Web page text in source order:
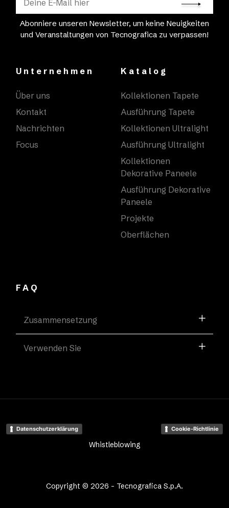
Abonniere unseren Newsletter, um keine Neuigkeiten
und Veranstaltungen von Tecnografica zu verpassen!
Unternehmen
Über uns
Kontakt
Nachrichten
Focus
Katalog
Kollektionen Tapete
Ausführung Tapete
Kollektionen Ultralight
Ausführung Ultralight
Kollektionen
Dekorative Paneele
Ausführung Dekorative
Paneele
Projekte
Oberflächen
FAQ
Zusammensetzung
Verwenden Sie
Copyright © 2026 - Tecnografica S.p.A.
Datenschutzerklärung Cookie-Richtlinie
Whistleblowing